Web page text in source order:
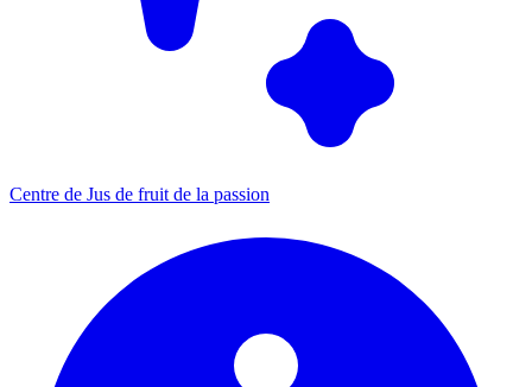
Centre de Jus de fruit de la passion